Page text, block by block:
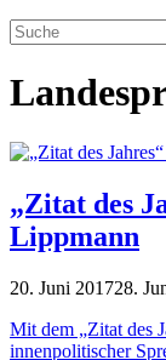
„Zitat des
Lippmann
20. Juni 201728.
Mit dem „Zitat des
innenpolitischer